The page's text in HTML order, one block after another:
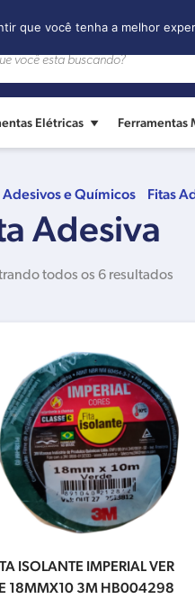
Elétricas Ferramentas
Adesivos e Químicos Fitas
Adesiva
todos os 6 resultados
ISOLANTE IMPERIAL VER
18MMX10 3M HB004298
que você tenha a melhor